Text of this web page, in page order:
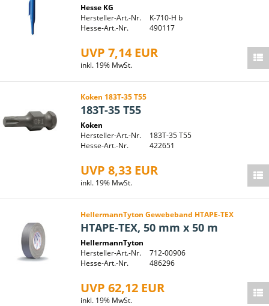
Hesse KG
Hersteller-Art.-Nr.
K-710-H b
Hesse-Art.-Nr.
490117
UVP 7,14 EUR
inkl. 19% MwSt.
Koken 183T-35 T55
183T-35 T55
Koken
Hersteller-Art.-Nr.
183T-35 T55
Hesse-Art.-Nr.
422651
UVP 8,33 EUR
inkl. 19% MwSt.
HellermannTyton Gewebeband HTAPE-TEX
HTAPE-TEX, 50 mm x 50 m
HellermannTyton
Hersteller-Art.-Nr.
712-00906
Hesse-Art.-Nr.
486296
UVP 62,12 EUR
inkl. 19% MwSt.